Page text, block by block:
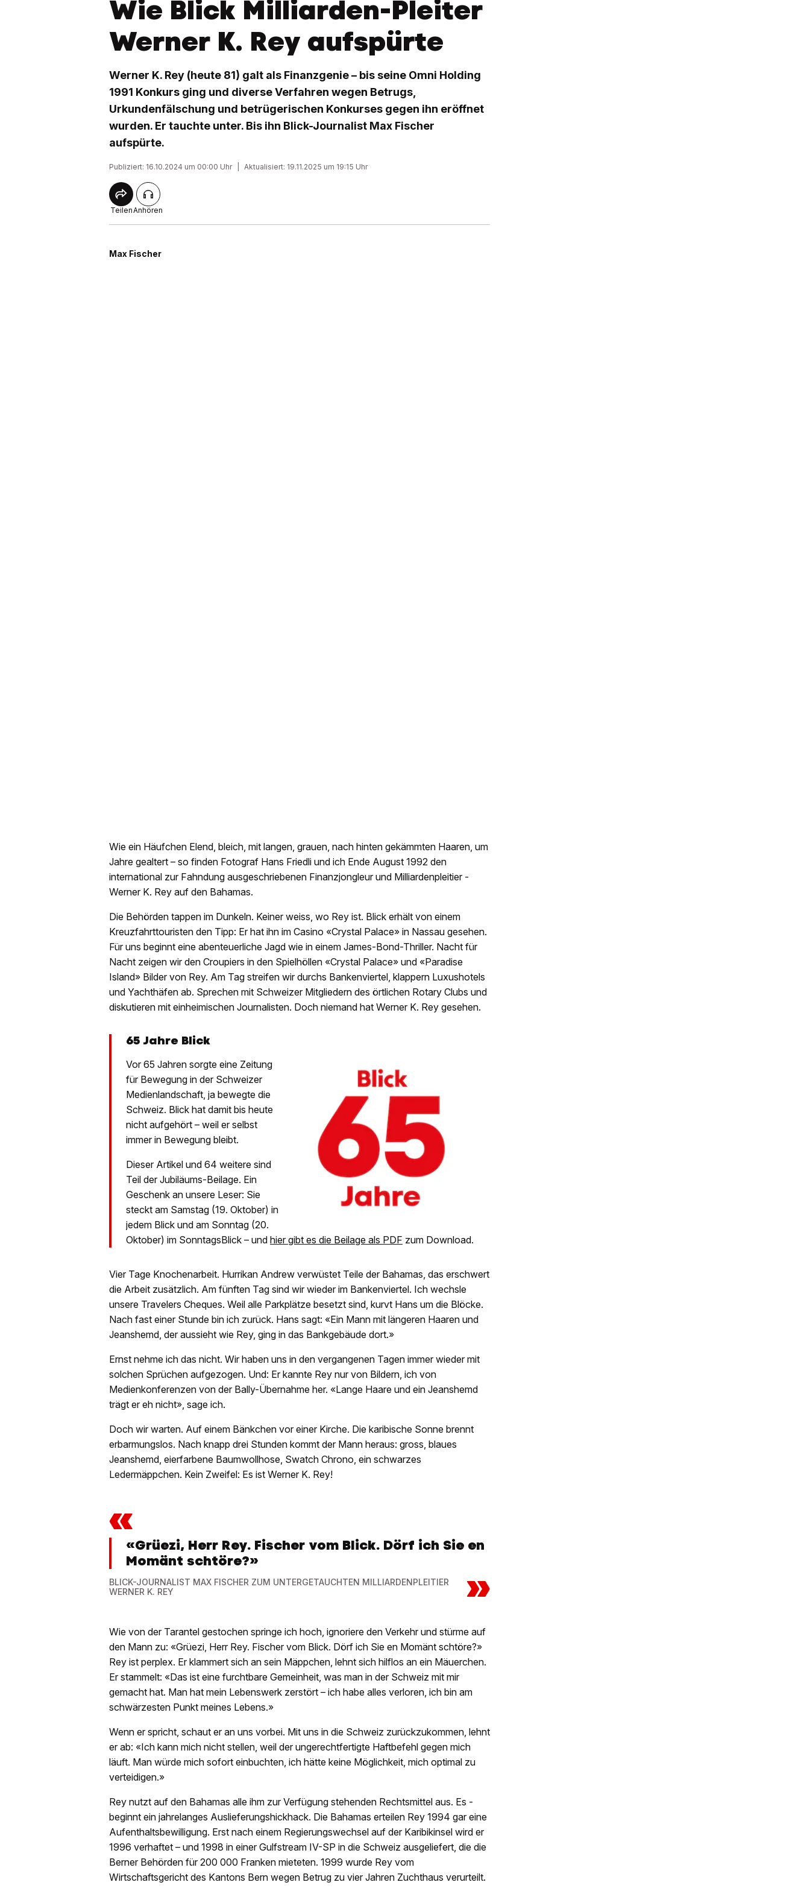
Wie Blick Milliarden-Pleiter
Werner K. Rey aufspürte
Werner K. Rey (heute 81) galt als Finanzgenie – bis seine Omni Holding
1991 Konkurs ging und diverse Verfahren wegen Betrugs,
Urkundenfälschung und betrügerischen Konkurses gegen ihn eröffnet
wurden. Er tauchte unter. Bis ihn Blick-Journalist Max Fischer
aufspürte.
Publiziert: 16.10.2024 um 00:00 Uhr Aktualisiert: 19.11.2025 um 19:15 Uhr
TeilenAnhören
Max Fischer
Wie ein Häufchen Elend, bleich, mit langen, grauen, nach hinten gekämmten Haaren, um
Jahre gealtert – so finden Fotograf Hans Friedli und ich Ende August 1992 den
international zur Fahndung ausgeschriebenen ­Finanzjongleur und Milliardenpleitier ­
Werner K. Rey auf den Bahamas.
Die Behörden tappen im Dunkeln. Keiner weiss, wo Rey ist. Blick erhält von einem
Kreuzfahrttouristen den Tipp: Er hat ihn im Casino «Crystal Palace» in Nassau gesehen.
Für uns beginnt eine abenteuerliche Jagd wie in einem James-Bond-Thriller. Nacht für
Nacht zeigen wir den Croupiers in den ­Spielhöllen «Crystal Palace» und «Paradise
Island» Bilder von Rey. Am Tag streifen wir durchs Bankenviertel, klappern Luxushotels
und Yachthäfen ab. Sprechen mit Schweizer Mitgliedern des örtlichen Rotary Clubs und
diskutieren mit einheimischen Journalisten. Doch niemand hat Werner K. Rey gesehen.
65 Jahre Blick
Vor 65 Jahren sorgte eine Zeitung
für Bewegung in der Schweizer
Medienlandschaft, ja bewegte die
Schweiz. Blick hat damit bis heute
nicht aufgehört – weil er selbst
immer in Bewegung bleibt.
Dieser Artikel und 64 weitere sind
Teil der Jubiläums-Beilage. Ein
Geschenk an unsere Leser: Sie
steckt am Samstag (19. Oktober) in
jedem Blick und am Sonntag (20.
Oktober) im SonntagsBlick – und hier gibt es die Beilage als PDF zum Download.
Vier Tage Knochenarbeit. Hurrikan Andrew verwüstet Teile der Bahamas, das ­erschwert
die Arbeit zusätzlich. Am fünften Tag sind wir wieder im Bankenviertel. Ich wechsle
unsere Travelers Cheques. Weil alle Parkplätze besetzt sind, kurvt Hans um die Blöcke.
Nach fast einer Stunde bin ich zurück. Hans sagt: «Ein Mann mit längeren Haaren und
Jeanshemd, der aussieht wie Rey, ging in das Bankgebäude dort.»
Ernst nehme ich das nicht. Wir haben uns in den vergangenen Tagen immer wieder mit
solchen Sprüchen aufgezogen. Und: Er kannte Rey nur von Bildern, ich von
Medienkonferenzen von der Bally-Übernahme her. «Lange Haare und ein Jeanshemd
trägt er eh nicht», sage ich.
Doch wir warten. Auf einem Bänkchen vor einer Kirche. Die karibische Sonne brennt
erbarmungslos. Nach knapp drei Stunden kommt der Mann heraus: gross, blaues
Jeanshemd, eierfarbene Baumwollhose, Swatch Chrono, ein schwarzes
Ledermäppchen. Kein Zweifel: Es ist Werner K. Rey!
«
«Grüezi, Herr Rey. Fischer vom Blick. Dörf ich Sie en
Momänt schtöre?»
BLICK-JOURNALIST MAX FISCHER ZUM UNTERGETAUCHTEN MILLIARDENPLEITIER
WERNER K. REY
»
Wie von der Tarantel gestochen springe ich hoch, ignoriere den Verkehr und stürme auf
den Mann zu: «Grüezi, Herr Rey. Fischer vom Blick. Dörf ich Sie en Momänt schtöre?»
Rey ist perplex. Er klammert sich an sein Mäppchen, lehnt sich hilflos an ein Mäuerchen.
Er stammelt: «Das ist eine furchtbare Gemeinheit, was man in der Schweiz mit mir
gemacht hat. Man hat mein Lebenswerk zerstört – ich habe alles verloren, ich bin am
schwärzesten Punkt meines Lebens.»
Wenn er spricht, schaut er an uns vorbei. Mit uns in die Schweiz zurückzukommen, lehnt
er ab: «Ich kann mich nicht stellen, weil der ungerechtfertigte Haftbefehl gegen mich
läuft. Man würde mich sofort einbuchten, ich hätte keine Möglichkeit, mich optimal zu
verteidigen.»
Rey nutzt auf den Bahamas alle ihm zur Verfügung stehenden Rechtsmittel aus. Es ­
beginnt ein jahrelanges Auslieferungshickhack. Die Bahamas erteilen Rey 1994 gar eine
Aufenthaltsbewilligung. Erst nach einem Regierungswechsel auf der Karibikinsel wird er
1996 verhaftet – und 1998 in einer Gulf­stream IV-SP in die Schweiz ausgeliefert, die die
Berner Behörden für 200 000 Franken mieteten. 1999 wurde Rey vom
Wirtschaftsgericht des Kantons Bern wegen Betrug zu vier Jahren Zuchthaus verurteilt.